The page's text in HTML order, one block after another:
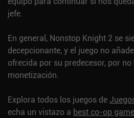
jefe.
En general, Nonstop Knight 2 se
decepcionante, y el juego no
ofrecida por su predecesor, por
monetización.
Explora todos los juegos de
echa un vistazo a best co-op